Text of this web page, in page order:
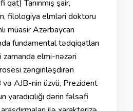
qat) Tanınmış şair,
filologiya elmləri doktoru
müasir Azərbaycan
fundamental tədqiqatları
zamanda elmi-nəzəri
zənginləşdirən
və AJB-nin üzvü, Prezident
yaradıcılığı dərin fəlsəfi